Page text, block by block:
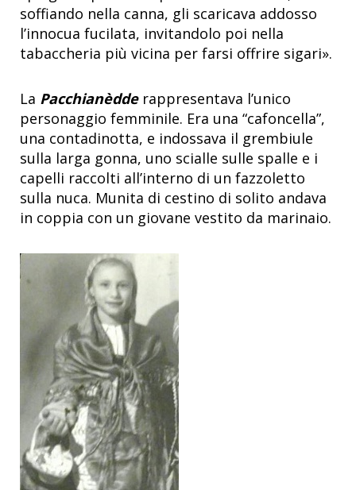
soffiando nella canna, gli scaricava addosso
l’innocua fucilata, invitandolo poi nella
tabaccheria più vicina per farsi offrire sigari».
La Pacchianèdde rappresentava l’unico
personaggio femminile. Era una “cafoncella”,
una contadinotta, e indossava il grembiule
sulla larga gonna, uno scialle sulle spalle e i
capelli raccolti all’interno di un fazzoletto
sulla nuca. Munita di cestino di solito andava
in coppia con un giovane vestito da marinaio.